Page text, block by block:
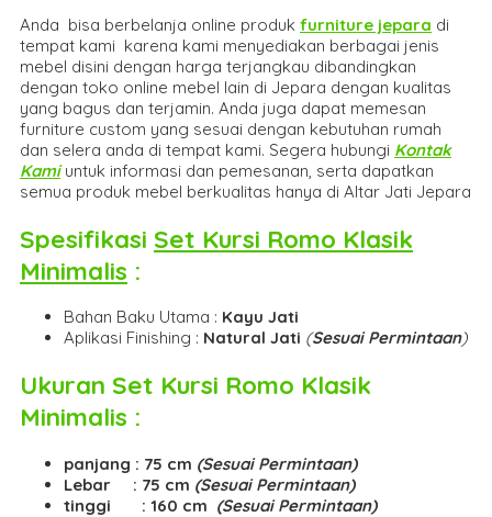
Anda bisa berbelanja online produk furniture jepara di
tempat kami karena kami menyediakan berbagai jenis
mebel disini dengan harga terjangkau dibandingkan
dengan toko online mebel lain di Jepara dengan kualitas
yang bagus dan terjamin. Anda juga dapat memesan
furniture custom yang sesuai dengan kebutuhan rumah
dan selera anda di tempat kami. Segera hubungi Kontak
Kamiuntuk informasi dan pemesanan, serta dapatkan
semua produk mebel berkualitas hanya di Altar Jati Jepara
Spesifikasi Set Kursi Romo Klasik
Minimalis :
Bahan Baku Utama : Kayu Jati
Aplikasi Finishing : Natural Jati (Sesuai Permintaan)
Ukuran Set Kursi Romo Klasik
Minimalis :
panjang : 75 cm (Sesuai Permintaan)
Lebar : 75 cm (Sesuai Permintaan)
tinggi : 160 cm (Sesuai Permintaan)